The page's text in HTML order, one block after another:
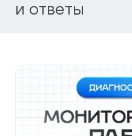
и ответы